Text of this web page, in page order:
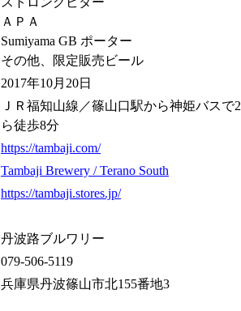
ＡＰＡ
Sumiyama GB ポーター
その他、限定販売ビール
2017年10月20日
ＪＲ福知山線／篠山口駅から神姫バスで
ら徒歩8分
https://tambaji.com/
Tambaji Brewery / Terano South
https://tambaji.stores.jp/
丹波路ブルワリー
079-506-5119
兵庫県丹波篠山市北155番地3